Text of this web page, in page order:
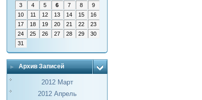
3
4 5 6 7 8
9
10
11 12 13 14 15
16
17
18 19 20 21 22
23
24
25 26 27 28 29
30
31
Архив Записей
2012 Март
2012 Апрель